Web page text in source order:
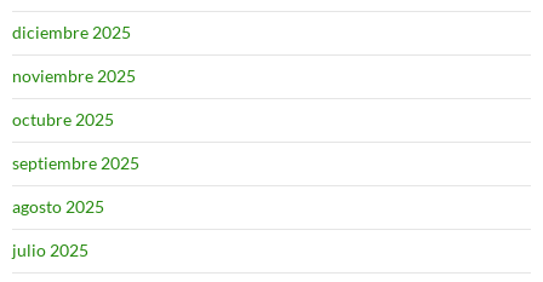
diciembre 2025
noviembre 2025
octubre 2025
septiembre 2025
agosto 2025
julio 2025